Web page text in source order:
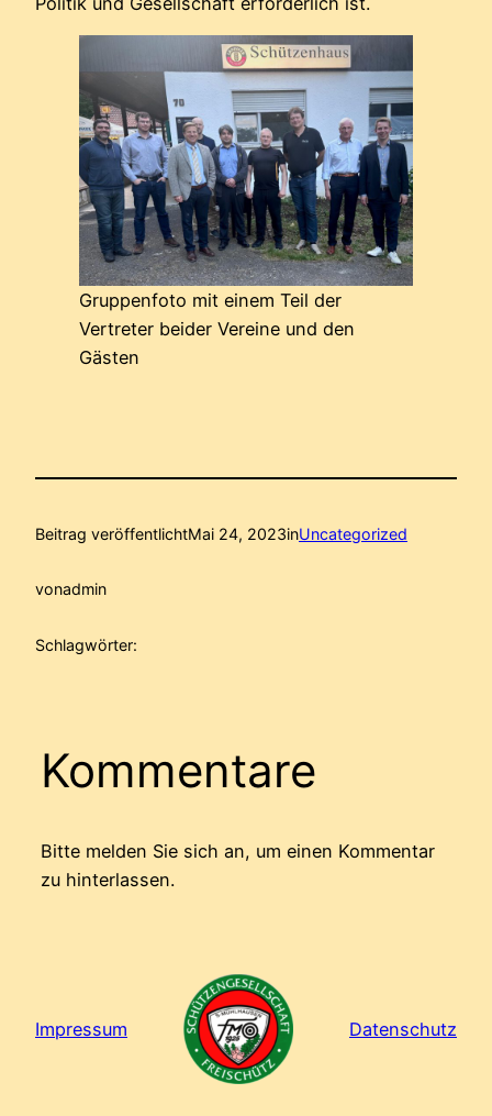
Gruppenfoto mit einem Teil der
Vertreter beider Vereine und den
Gästen
Beitrag veröffentlichtMai 24, 2023inUncategorized
vonadmin
Schlagwörter:
Kommentare
Bitte melden Sie sich an, um einen Kommentar
zu hinterlassen.
Impressum Datenschutz